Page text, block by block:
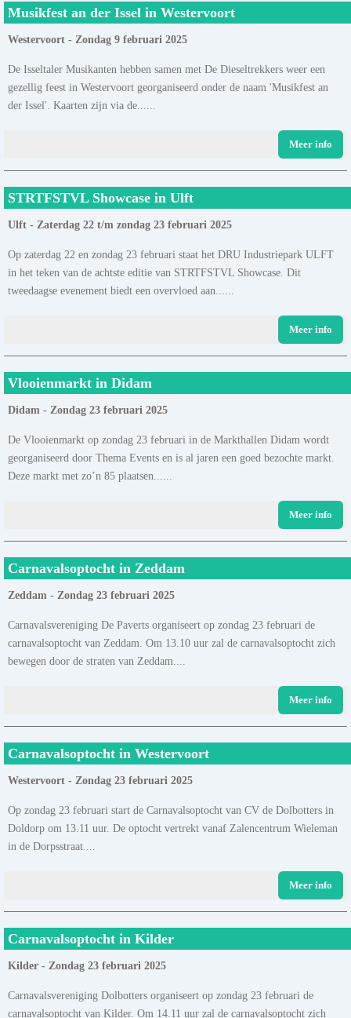
Musikfest an der Issel in Westervoort
Westervoort - Zondag 9 februari 2025
De Isseltaler Musikanten hebben samen met De Dieseltrekkers weer een
gezellig feest in Westervoort georganiseerd onder de naam 'Musikfest an
der Issel'. Kaarten zijn via de......
Meer info
STRTFSTVL Showcase in Ulft
Ulft - Zaterdag 22 t/m zondag 23 februari 2025
Op zaterdag 22 en zondag 23 februari staat het DRU Industriepark ULFT
in het teken van de achtste editie van STRTFSTVL Showcase. Dit
tweedaagse evenement biedt een overvloed aan......
Meer info
Vlooienmarkt in Didam
Didam - Zondag 23 februari 2025
De Vlooienmarkt op zondag 23 februari in de Markthallen Didam wordt
georganiseerd door Thema Events en is al jaren een goed bezochte markt.
Deze markt met zo’n 85 plaatsen......
Meer info
Carnavalsoptocht in Zeddam
Zeddam - Zondag 23 februari 2025
Carnavalsvereniging De Paverts organiseert op zondag 23 februari de
carnavalsoptocht van Zeddam. Om 13.10 uur zal de carnavalsoptocht zich
bewegen door de straten van Zeddam....
Meer info
Carnavalsoptocht in Westervoort
Westervoort - Zondag 23 februari 2025
Op zondag 23 februari start de Carnavalsoptocht van CV de Dolbotters in
Doldorp om 13.11 uur. De optocht vertrekt vanaf Zalencentrum Wieleman
in de Dorpsstraat....
Meer info
Carnavalsoptocht in Kilder
Kilder - Zondag 23 februari 2025
Carnavalsvereniging Dolbotters organiseert op zondag 23 februari de
carnavalsoptocht van Kilder. Om 14.11 uur zal de carnavalsoptocht zich